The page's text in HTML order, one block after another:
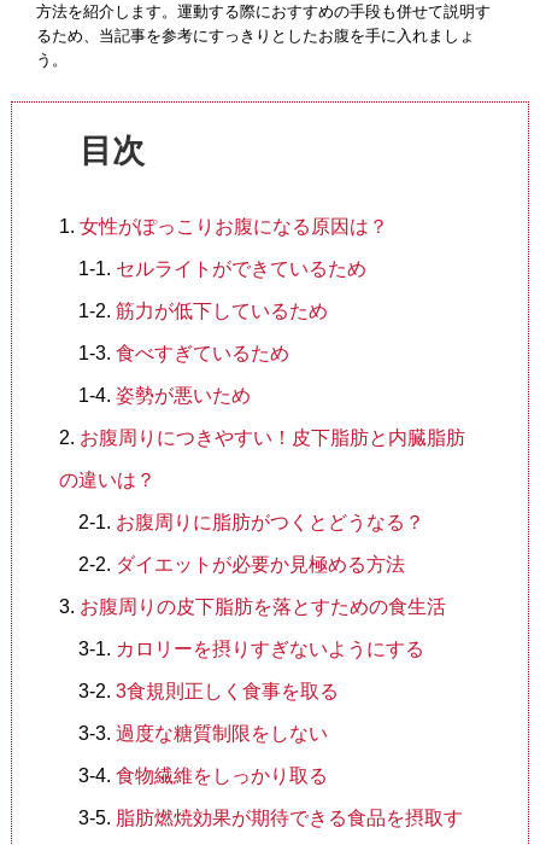
法人会員制度
方法を紹介します。運動する際におすすめの手段も併せて説明す
るため、当記事を参考にすっきりとしたお腹を手に入れましょ
う。
目次
女性がぽっこりお腹になる原因は？
セルライトができているため
筋力が低下しているため
食べすぎているため
姿勢が悪いため
お腹周りにつきやすい！皮下脂肪と内臓脂肪
の違いは？
お腹周りに脂肪がつくとどうなる？
ダイエットが必要か見極める方法
お腹周りの皮下脂肪を落とすための食生活
カロリーを摂りすぎないようにする
3食規則正しく食事を取る
過度な糖質制限をしない
食物繊維をしっかり取る
脂肪燃焼効果が期待できる食品を摂取す